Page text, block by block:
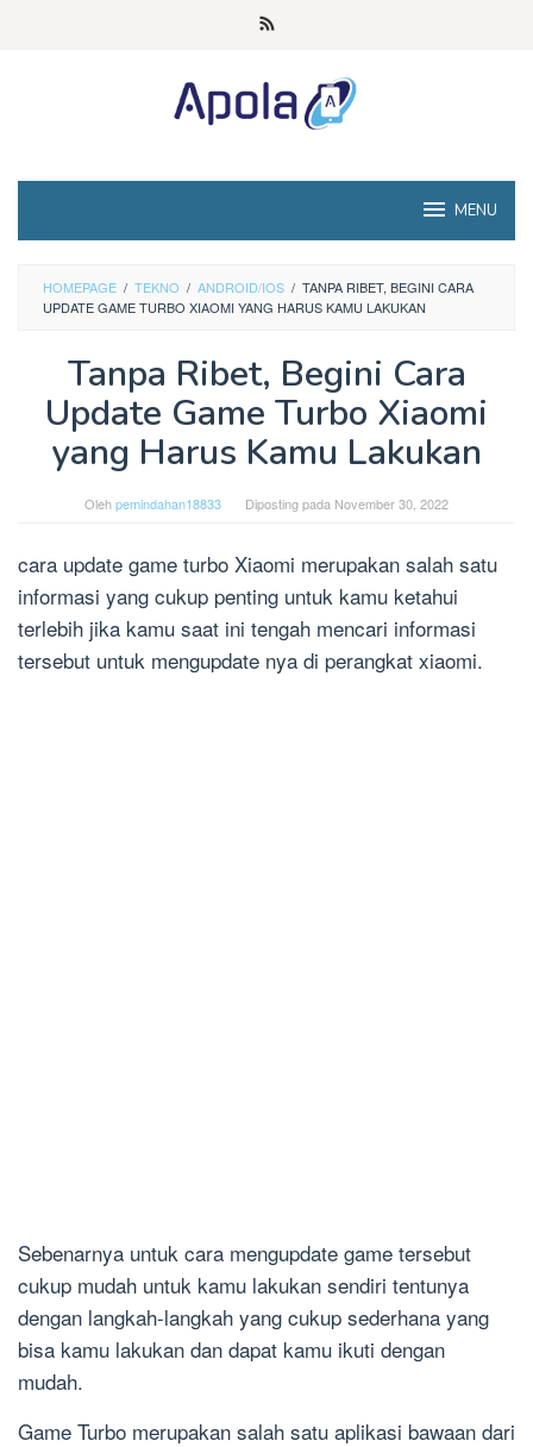
MENU
HOMEPAGE / TEKNO / ANDROID/IOS / TANPA RIBET, BEGINI CARA
UPDATE GAME TURBO XIAOMI YANG HARUS KAMU LAKUKAN
Tanpa Ribet, Begini Cara
Update Game Turbo Xiaomi
yang Harus Kamu Lakukan
Olehpemindahan18833 Diposting pada November 30, 2022
cara update game turbo Xiaomi merupakan salah satu
informasi yang cukup penting untuk kamu ketahui
terlebih jika kamu saat ini tengah mencari informasi
tersebut untuk mengupdate nya di perangkat xiaomi.
Sebenarnya untuk cara mengupdate game tersebut
cukup mudah untuk kamu lakukan sendiri tentunya
dengan langkah-langkah yang cukup sederhana yang
bisa kamu lakukan dan dapat kamu ikuti dengan
mudah.
Game Turbo merupakan salah satu aplikasi bawaan dari